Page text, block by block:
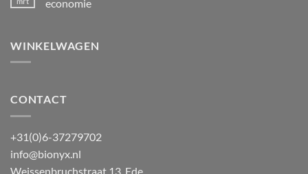
KEUKENAANRECHTBLAD
SCHOONMAKEN!
economie
Samen
met
een
circulaire
WINKELWAGEN
CONTACT
+31(0)6-37279702
info@bionyx.nl
Weissenbruchstraat 13, Ede